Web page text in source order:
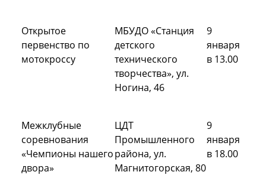
Открытое
первенство по
мотокроссу
МБУДО «Станция
детского
технического
творчества», ул.
Ногина, 46
9
января
в 13.00
Межклубные
соревнования
«Чемпионы нашего
двора»
ЦДТ
Промышленного
района, ул.
Магнитогорская, 80
9
января
в 18.00